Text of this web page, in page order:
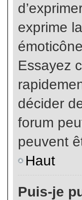
exprime
Essayez
décider
forum
peuvent
Haut
Puis-je